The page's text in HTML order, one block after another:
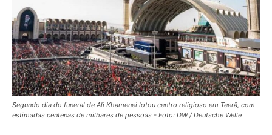
Segundo dia do funeral de Ali Khamenei lotou centro religioso em Teerã, com
estimadas centenas de milhares de pessoas - Foto: DW / Deutsche Welle